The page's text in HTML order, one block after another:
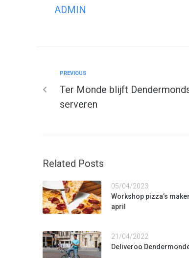
ADMIN
PREVIOUS
Ter Monde blijft
serveren
Related Posts
05/04/2023
Workshop pizza’s
april
21/04/2022
Deliveroo